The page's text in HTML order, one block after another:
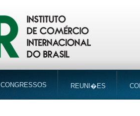
CONGRESSOS REUNI�ES